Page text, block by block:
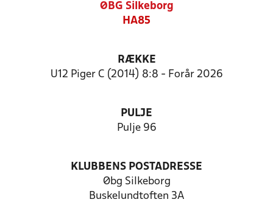
ØBG Silkeborg
HA85
RÆKKE
U12 Piger C (2014) 8:8 - Forår 2026
PULJE
Pulje 96
KLUBBENS POSTADRESSE
Øbg Silkeborg
Buskelundtoften 3A